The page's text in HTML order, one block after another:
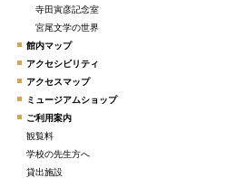
寺田寅彦記念室
宮尾文学の世界
館内マップ
アクセシビリティ
アクセスマップ
ミュージアムショップ
ご利用案内
観覧料
学校の先生方へ
貸出施設